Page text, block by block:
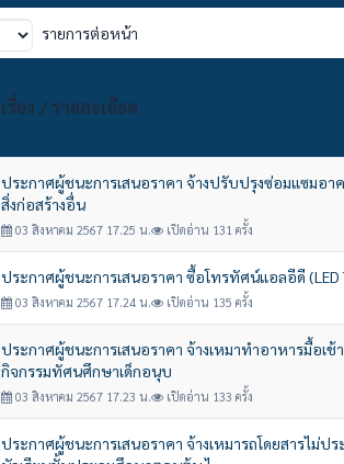
รายการต่อหน้า
เรื่อง / รายละเอียด
ประกาศผู้ชนะการเสนอราคา จ้างปรับปรุงซ่อมแซมอา
สิ่งก่อสร้างอื่น
03 สิงหาคม 2567 17.25 น. เปิดอ่าน 131 ครั้ง
ประกาศผู้ชนะการเสนอราคา ซื้อโทรทัศน์แอลอีดี (LED
03 สิงหาคม 2567 17.24 น. เปิดอ่าน 135 ครั้ง
ประกาศผู้ชนะการเสนอราคา จ้างเหมาทำอาหารมื้อเช้
กิจกรรมทัศนศึกษาเด็กอนุบ
03 สิงหาคม 2567 17.23 น. เปิดอ่าน 133 ครั้ง
ประกาศผู้ชนะการเสนอราคา จ้างเหมารถโดยสารไม่ป